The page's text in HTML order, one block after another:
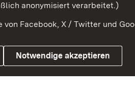
Impressum Kontakt
anonymisiert verarbeitet.)
Facebook, X / Twitter und
Notwendige akzeptieren